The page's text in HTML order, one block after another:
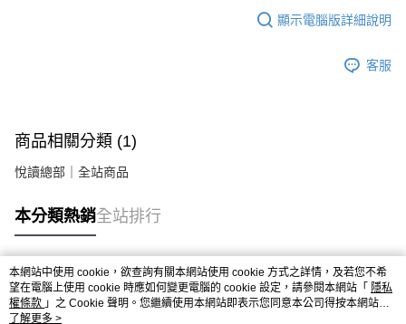
顯示電腦版詳細說明
客服
商品相關分類 (1)
悅讀總部｜全站商品
本分類熱銷全站排行
熱門標籤
本網站中使用 cookie，欲查詢有關本網站使用 cookie 方式之詳情，及若您不希
望在電腦上使用 cookie 時應如何變更電腦的 cookie 設定，請參閱本網站「 隱私
權條款 」之 Cookie 聲明。您繼續使用本網站即表示您同意本公司得按本網站使
用條款之 Cookie 聲明使用 cookie。
了解更多 >